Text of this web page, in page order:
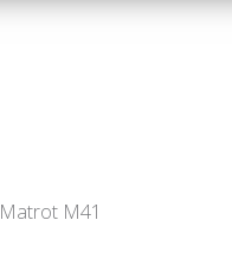
Matrot M41